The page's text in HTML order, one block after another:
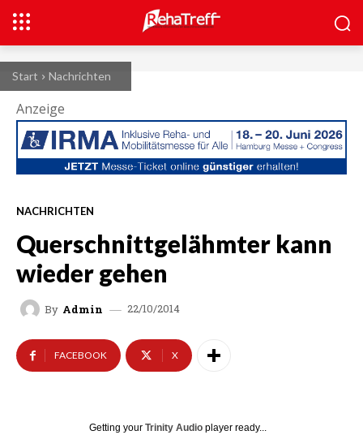
Start Nachrichten
Anzeige
NACHRICHTEN
Querschnittgelähmter kann
wieder gehen
By Admin 22/10/2014
FACEBOOK X
Getting your Trinity Audio player ready...